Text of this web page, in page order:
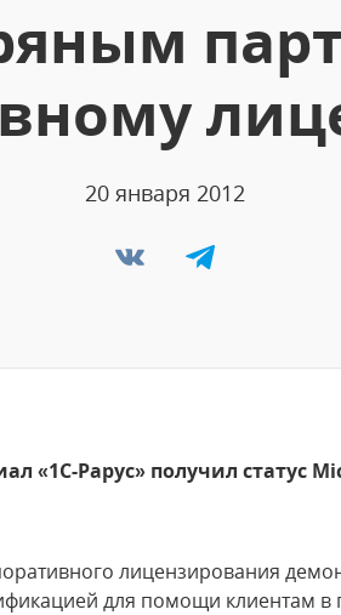
20 января 2012
«1С-Рарус» получил статус
лицензирования
для помощи клиентам в